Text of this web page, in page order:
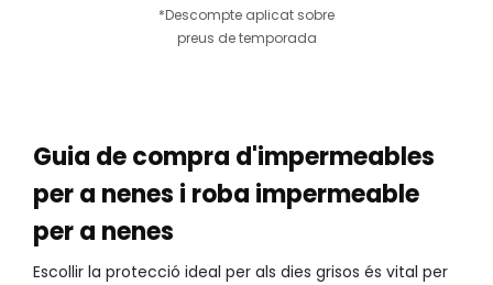
*Descompte aplicat sobre
preus de temporada
Guia de compra d'impermeables
per a nenes i roba impermeable
per a nenes
Escollir la protecció ideal per als dies grisos és vital per